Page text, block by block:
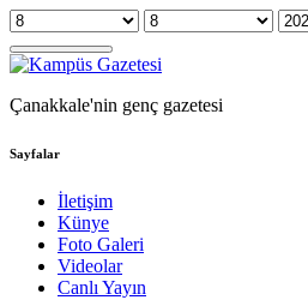
Çanakkale'nin genç gazetesi
Sayfalar
İletişim
Künye
Foto Galeri
Videolar
Canlı Yayın